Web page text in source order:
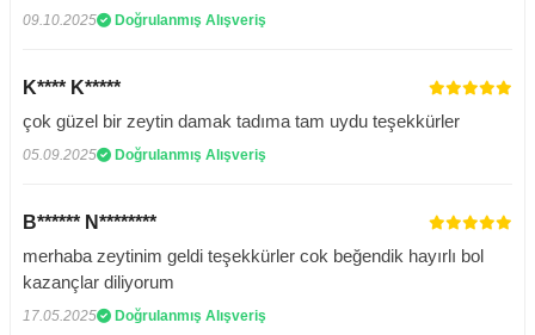
09.10.2025 Doğrulanmış Alışveriş
K**** K*****
çok güzel bir zeytin damak tadıma tam uydu teşekkürler
05.09.2025 Doğrulanmış Alışveriş
B****** N********
merhaba zeytinim geldi teşekkürler cok beğendik hayırlı bol
kazançlar diliyorum
17.05.2025 Doğrulanmış Alışveriş